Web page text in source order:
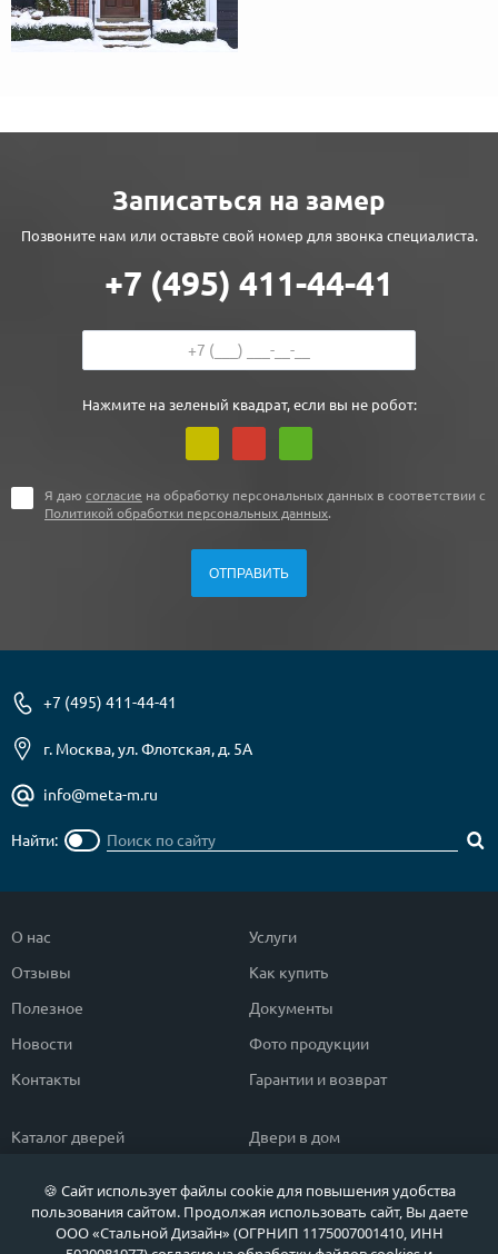
Записаться на замер
Позвоните нам или оставьте свой номер для звонка специалиста.
+7 (495) 411-44-41
Нажмите на зеленый квадрат, если вы не робот:
Я даю согласие на обработку персональных данных в соответствии с
Политикой обработки персональных данных.
+7 (495) 411-44-41
г. Москва, ул. Флотская, д. 5А
info@meta-m.ru
Найти:
О нас
Отзывы
Полезное
Новости
Контакты
Услуги
Как купить
Документы
Фото продукции
Гарантии и возврат
Каталог дверей
Популярные двери
Быстрый подбор двери
Двери в дом
Двери в квартиру
Тамбурные двери
🍪 Сайт использует файлы cookie для повышения удобства
пользования сайтом. Продолжая использовать сайт, Вы даете
ООО «Стальной Дизайн» (ОГРНИП 1175007001410, ИНН